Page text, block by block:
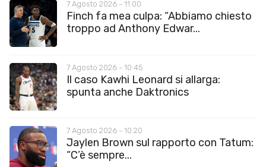
7 Agosto 2026 - 11:00
Finch fa mea culpa: “Abbiamo chiesto
troppo ad Anthony Edwar...
7 Agosto 2026 - 10:45
Il caso Kawhi Leonard si allarga:
spunta anche Daktronics
7 Agosto 2026 - 10:20
Jaylen Brown sul rapporto con Tatum:
“C’è sempre...